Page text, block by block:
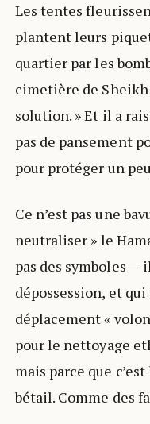
Les tentes
plantent leurs
quartier par les
cimetière de Sheikh
solution. » Et il a
pas de pansement
pour protéger un
Ce n’est pas une
neutraliser » le
pas des symboles —
dépossession, et
déplacement «
pour le nettoyage
mais parce que
bétail. Comme des